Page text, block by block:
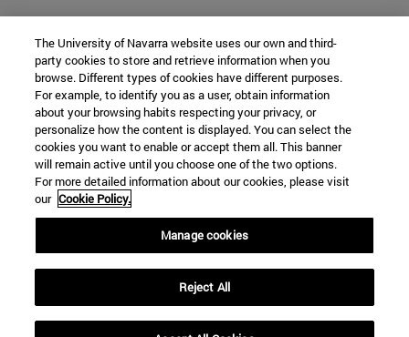
The University of Navarra website uses our own and third-
party cookies to store and retrieve information when you
browse. Different types of cookies have different purposes.
For example, to identify you as a user, obtain information
about your browsing habits respecting your privacy, or
personalize how the content is displayed. You can select the
cookies you want to enable or accept them all. This banner
will remain active until you choose one of the two options.
For more detailed information about our cookies, please visit
our Cookie Policy.
Manage cookies
Reject All